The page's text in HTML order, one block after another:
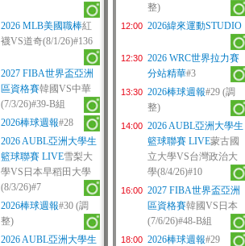
2026 MLB美國職棒紅
襪VS道奇(8/1/26)#136
2027 FIBA世界盃亞洲
區資格賽韓國VS中華
(7/3/26)#39-B組
2026棒球週報#28
2026 AUBL亞洲大學生
籃球聯賽 LIVE雪梨大
學VS日本早稻田大學
(8/3/26)#7
2026棒球週報#30 (調
整)
2026 AUBL亞洲大學生
整)
12:00 2026緯來運動STUDIO
12:30 2026 WRC世界拉力賽
分站精華#3
13:30 2026棒球週報#29 (調
整)
14:00 2026 AUBL亞洲大學生
籃球聯賽 LIVE蒙古國
立大學VS台灣政治大
學(8/4/26)#10
16:00 2027 FIBA世界盃亞洲
區資格賽韓國VS日本
(7/6/26)#48-B組
18:00 2026棒球週報#29